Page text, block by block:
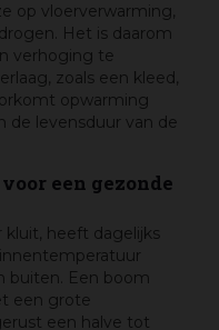
op vloerverwarming,
Het is daarom
verhoging te
zoals een kleed,
opwarming
de levensduur van de
een gezonde
heeft dagelijks
buiten. Een boom
een grote
een halve tot